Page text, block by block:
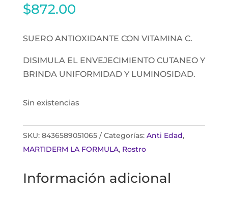
$872.00
SUERO ANTIOXIDANTE CON VITAMINA C.
DISIMULA EL ENVEJECIMIENTO CUTANEO Y
BRINDA UNIFORMIDAD Y LUMINOSIDAD.
Sin existencias
SKU: 8436589051065 Categorías: Anti Edad,
MARTIDERM LA FORMULA, Rostro
Información adicional